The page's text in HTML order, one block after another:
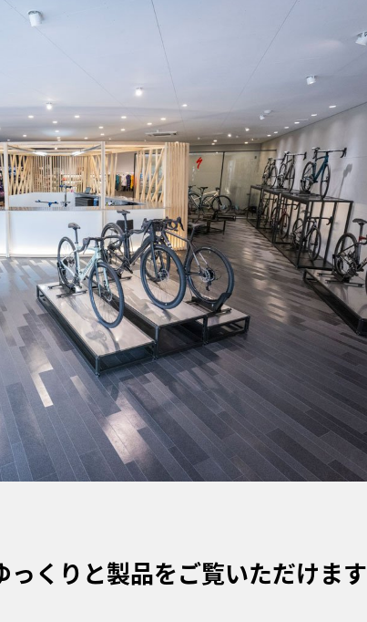
っくりと製品をご覧いただけます